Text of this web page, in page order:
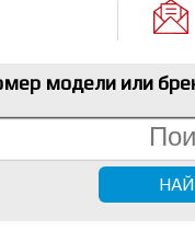
модели или